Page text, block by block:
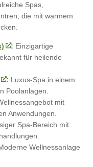
Spas,
die mit warmem
: Einzigartige
für heilende
: Luxus-Spa in einem
Poolanlagen.
mit
Anwendungen.
Spa-Bereich mit
Wellnessanlage